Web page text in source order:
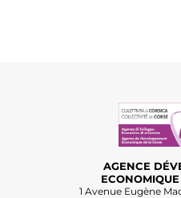
AGENCE
1 Avenue Eugène